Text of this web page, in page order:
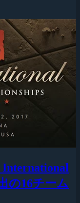
International
の16チーム